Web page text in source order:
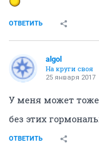
ОТВЕТИТЬ
аlgоl
На круги своя
25 января 2017
У меня может тоже
без этих
ОТВЕТИТЬ